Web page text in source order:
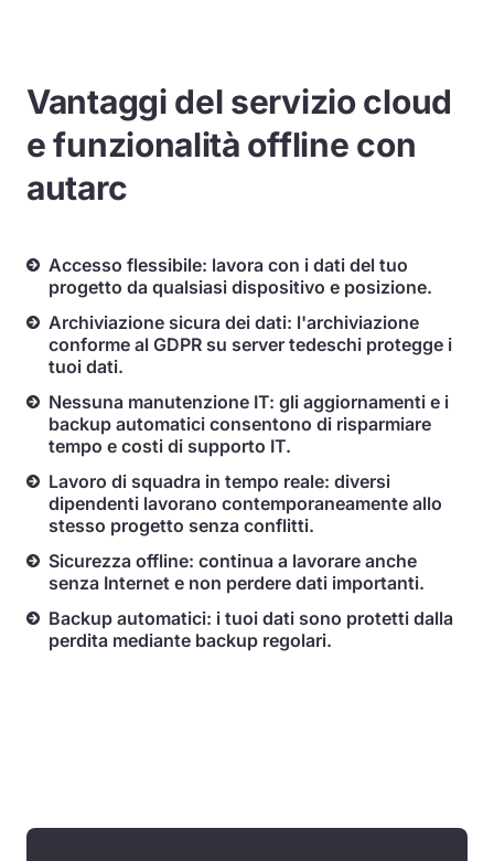
Vantaggi del servizio cloud
e funzionalità offline con
autarc
Accesso flessibile: lavora con i dati del tuo
progetto da qualsiasi dispositivo e posizione.
Archiviazione sicura dei dati: l'archiviazione
conforme al GDPR su server tedeschi protegge i
tuoi dati.
Nessuna manutenzione IT: gli aggiornamenti e i
backup automatici consentono di risparmiare
tempo e costi di supporto IT.
Lavoro di squadra in tempo reale: diversi
dipendenti lavorano contemporaneamente allo
stesso progetto senza conflitti.
Sicurezza offline: continua a lavorare anche
senza Internet e non perdere dati importanti.
Backup automatici: i tuoi dati sono protetti dalla
perdita mediante backup regolari.